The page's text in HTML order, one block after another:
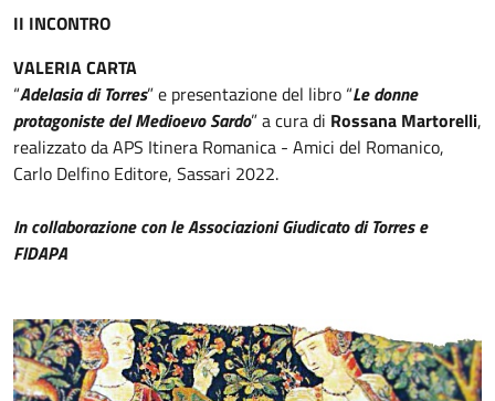
II INCONTRO
VALERIA CARTA
“Adelasia di Torres” e presentazione del libro “Le donne
protagoniste del Medioevo Sardo” a cura di Rossana Martorelli,
realizzato da APS Itinera Romanica - Amici del Romanico,
Carlo Delfino Editore, Sassari 2022.
In collaborazione con le Associazioni Giudicato di Torres e
FIDAPA